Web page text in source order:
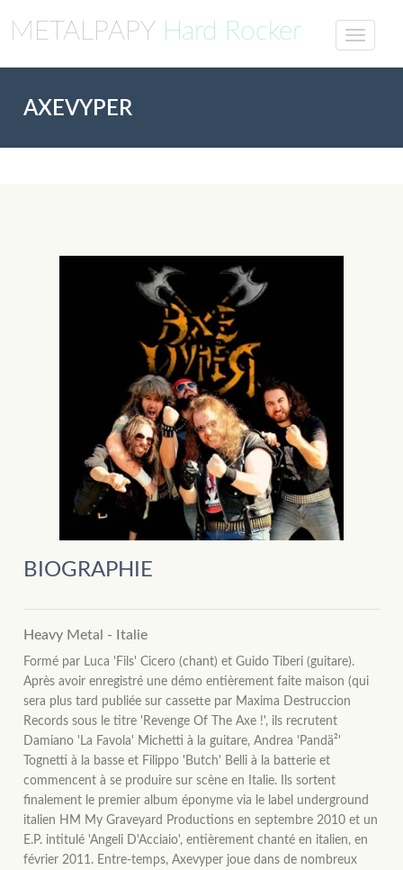
METALPAPY Hard Rocker
AXEVYPER
BIOGRAPHIE
Heavy Metal - Italie
Formé par Luca 'Fils' Cicero (chant) et Guido Tiberi (guitare).
Après avoir enregistré une démo entièrement faite maison (qui
sera plus tard publiée sur cassette par Maxima Destruccion
Records sous le titre 'Revenge Of The Axe !', ils recrutent
Damiano 'La Favola' Michetti à la guitare, Andrea 'Pandä²'
Tognetti à la basse et Filippo 'Butch' Belli à la batterie et
commencent à se produire sur scène en Italie. Ils sortent
finalement le premier album éponyme via le label underground
italien HM My Graveyard Productions en septembre 2010 et un
E.P. intitulé 'Angeli D'Acciaio', entièrement chanté en italien, en
février 2011. Entre-temps, Axevyper joue dans de nombreux